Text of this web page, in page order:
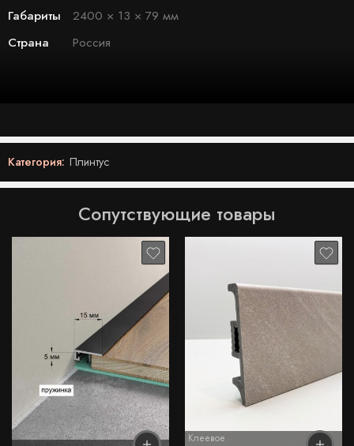
Габариты
2400 × 13 × 79 мм
Страна
Россия
Категория: Плинтус
Сопутствующие товары
Клеевое